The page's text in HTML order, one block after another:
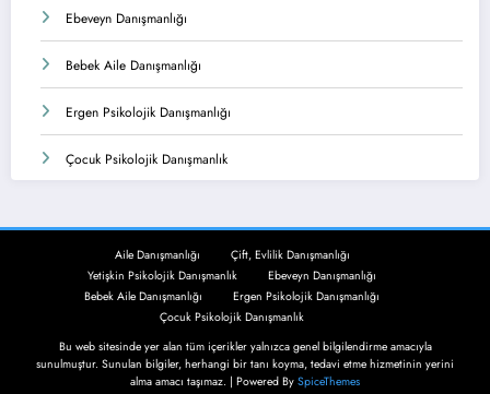
Ebeveyn Danışmanlığı
Bebek Aile Danışmanlığı
Ergen Psikolojik Danışmanlığı
Çocuk Psikolojik Danışmanlık
Aile Danışmanlığı
Çift, Evlilik Danışmanlığı
Yetişkin Psikolojik Danışmanlık
Ebeveyn Danışmanlığı
Bebek Aile Danışmanlığı
Ergen Psikolojik Danışmanlığı
Çocuk Psikolojik Danışmanlık
Bu web sitesinde yer alan tüm içerikler yalnızca genel bilgilendirme amacıyla
sunulmuştur. Sunulan bilgiler, herhangi bir tanı koyma, tedavi etme hizmetinin yerini
alma amacı taşımaz. | Powered By SpiceThemes